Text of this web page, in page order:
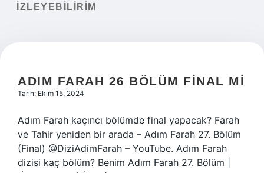
IZLEYEBILIRIM
ADIM FARAH 26 BÖLÜM FINAL MI
Tarih: Ekim 15, 2024
Adım Farah kaçıncı bölümde final yapacak? Farah
ve Tahir yeniden bir arada – Adım Farah 27. Bölüm
(Final) @DiziAdimFarah – YouTube. Adım Farah
dizisi kaç bölüm? Benim Adım Farah 27. Bölüm |